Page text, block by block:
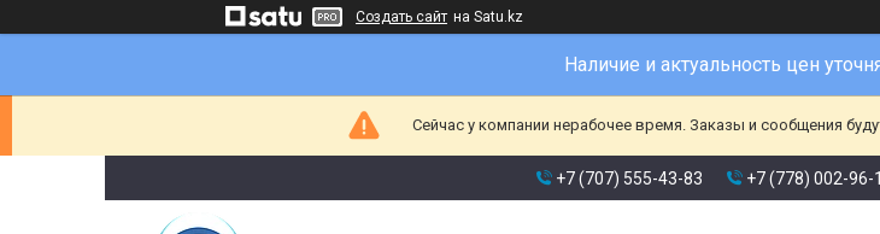
Создать сайт на Satu.kz
Наличие и актуальность цен
Сейчас у компании нерабочее время. Заказы и сообщения
+7 (707) 555-43-83 +7 (778) 002-96-